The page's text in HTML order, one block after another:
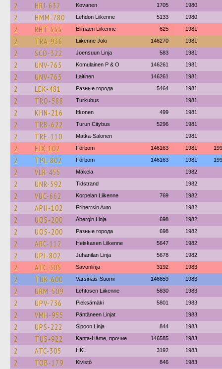
2 HRJ-632 Kovanen 1705 1980
2 HMM-780 Lehdon Liikenne 5133 1980
2 RHT-555 Elimäen Liikenne 625 1981
2 TRA-936 Liikenne Joki 146270 1981
2 SCO-322 Joensuun Linja 583 1981
2 UNV-765 Komulainen P & O 146261 1981
2 UNV-765 Laitinen 146261 1981
2 LEK-481 Разные города 5464 1981
2 TRO-588 Turkubus 1981
2 KHN-216 Itkonen 499 1981
2 TRB-622 Turun Citybus 5296 1981
2 TRE-110 Matka-Salonen 1981
2 EJX-102 Förbom 146163 1981
2 TPL-802 Förbom 146163 1981
2 VLR-455 Mäkela 1982
2 UNR-592 Tidstrand 1982
2 VUC-662 Korpelan Liikenne 769 1982
2 APH-102 Friherrsin Auto 1982
2 UOS-200 Åbergin Linja 698 1982
2 UOS-200 Разные города 698 1982
2 ARC-112 Heiskasen Liikenne 5647 1982
2 UPJ-802 Juhanilan Linja 5678 1982
2 ATC-305 Savonlinja 3192 1983
2 TUK-600 Varsinais-Suomi 146659 1983
2 URM-509 Lehtosen Liikenne 5830 1983
2 UPV-736 Pieksämäki 5801 1983
2 VMH-955 Päntäneen Linjat 1983
2 UPS-222 Sipoon Linja 844 1983
2 TUS-922 Kanta-Häme, прочие 146585 1983
2 ATC-305 HKL 3192 1983
2 TOB-179 Kivistö 846 1983